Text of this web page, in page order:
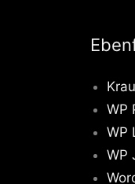
WP
WP
WP